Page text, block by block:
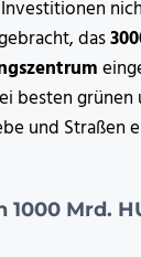
das
besten
und Straßen
Mrd.